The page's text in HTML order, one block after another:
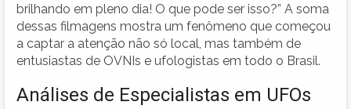
brilhando em pleno dia! O que pode ser isso?” A soma
dessas filmagens mostra um fenômeno que começou
a captar a atenção não só local, mas também de
entusiastas de OVNIs e ufologistas em todo o Brasil.
Análises de Especialistas em UFOs